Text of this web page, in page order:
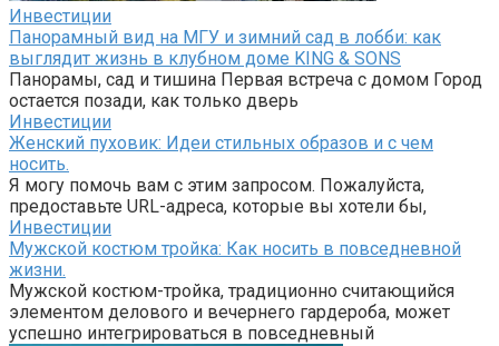
Инвестиции
Панорамный вид на МГУ и зимний сад в лобби: как
выглядит жизнь в клубном доме KING & SONS
Панорамы, сад и тишина Первая встреча с домом Город
остается позади, как только дверь
Инвестиции
Женский пуховик: Идеи стильных образов и с чем
носить.
Я могу помочь вам с этим запросом. Пожалуйста,
предоставьте URL-адреса, которые вы хотели бы,
Инвестиции
Мужской костюм тройка: Как носить в повседневной
жизни.
Мужской костюм-тройка, традиционно считающийся
элементом делового и вечернего гардероба, может
успешно интегрироваться в повседневный